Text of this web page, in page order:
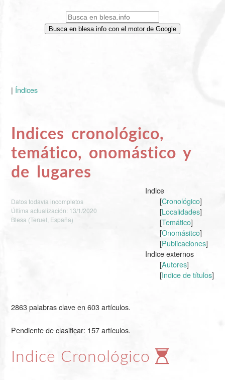
Busca en blesa.info con el motor de Google
| Índices
Indices cronológico,
temático, onomástico y
de lugares
Datos todavía incompletos
Última actualización: 13/1/2020
Blesa (Teruel, España)
Indice
[Cronológico]
[Localidades]
[Temático]
[Onomásitco]
[Publicaciones]
Indice externos
[Autores]
[Indice de títulos]
2863 palabras clave en 603 artículos.
Pendiente de clasificar: 157 artículos.
Indice Cronológico